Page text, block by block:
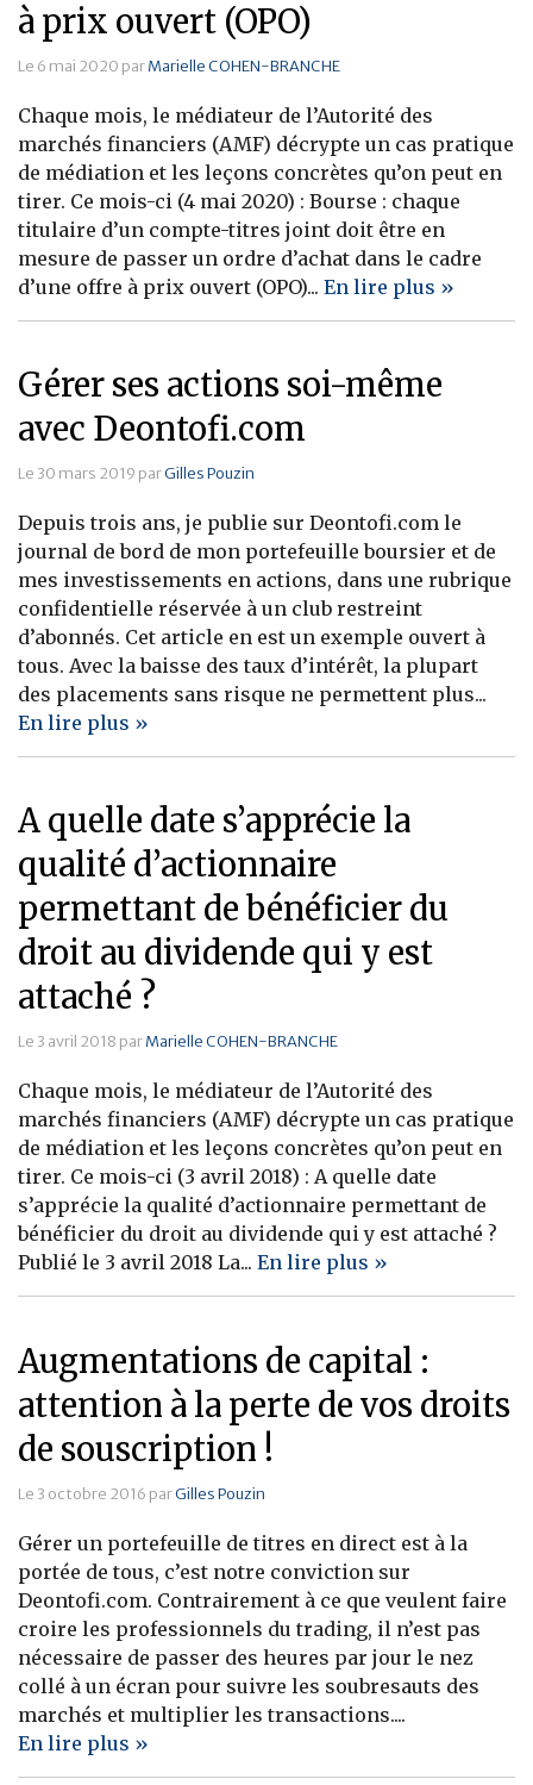
à prix ouvert (OPO)
Le 6 mai 2020 parMarielle COHEN-BRANCHE
Chaque mois, le médiateur de l’Autorité des
marchés financiers (AMF) décrypte un cas pratique
de médiation et les leçons concrètes qu’on peut en
tirer. Ce mois-ci (4 mai 2020) : Bourse : chaque
titulaire d’un compte-titres joint doit être en
mesure de passer un ordre d’achat dans le cadre
d’une offre à prix ouvert (OPO)... En lire plus »
Gérer ses actions soi-même
avec Deontofi.com
Le 30 mars 2019 parGilles Pouzin
Depuis trois ans, je publie sur Deontofi.com le
journal de bord de mon portefeuille boursier et de
mes investissements en actions, dans une rubrique
confidentielle réservée à un club restreint
d’abonnés. Cet article en est un exemple ouvert à
tous. Avec la baisse des taux d’intérêt, la plupart
des placements sans risque ne permettent plus...
En lire plus »
A quelle date s’apprécie la
qualité d’actionnaire
permettant de bénéficier du
droit au dividende qui y est
attaché ?
Le 3 avril 2018 parMarielle COHEN-BRANCHE
Chaque mois, le médiateur de l’Autorité des
marchés financiers (AMF) décrypte un cas pratique
de médiation et les leçons concrètes qu’on peut en
tirer. Ce mois-ci (3 avril 2018) : A quelle date
s’apprécie la qualité d’actionnaire permettant de
bénéficier du droit au dividende qui y est attaché ?
Publié le 3 avril 2018 La... En lire plus »
Augmentations de capital :
attention à la perte de vos droits
de souscription !
Le 3 octobre 2016 parGilles Pouzin
Gérer un portefeuille de titres en direct est à la
portée de tous, c’est notre conviction sur
Deontofi.com. Contrairement à ce que veulent faire
croire les professionnels du trading, il n’est pas
nécessaire de passer des heures par jour le nez
collé à un écran pour suivre les soubresauts des
marchés et multiplier les transactions....
En lire plus »